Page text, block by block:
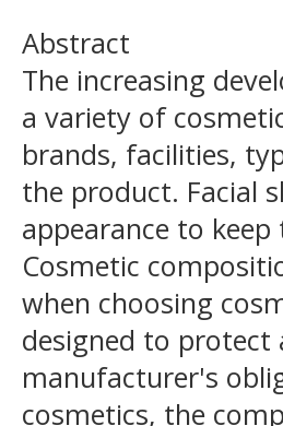
Abstract
The increasing
a variety of
brands, facilities,
the product. Facial
appearance to
Cosmetic
when choosing
designed to protect
manufacturer's
cosmetics, the